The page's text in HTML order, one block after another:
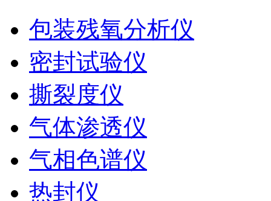
包装残氧分析仪
密封试验仪
撕裂度仪
气体渗透仪
气相色谱仪
热封仪